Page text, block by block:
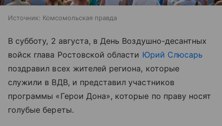
Источник: Комсомольская правда
В субботу, 2 августа, в День Воздушно-десантных
войск глава Ростовской области Юрий Слюсарь
поздравил всех жителей региона, которые
служили в ВДВ, и представил участников
программы «Герои Дона», которые по праву носят
голубые береты.